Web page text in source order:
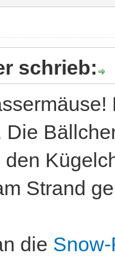
schrieb:
Die
Strand
die